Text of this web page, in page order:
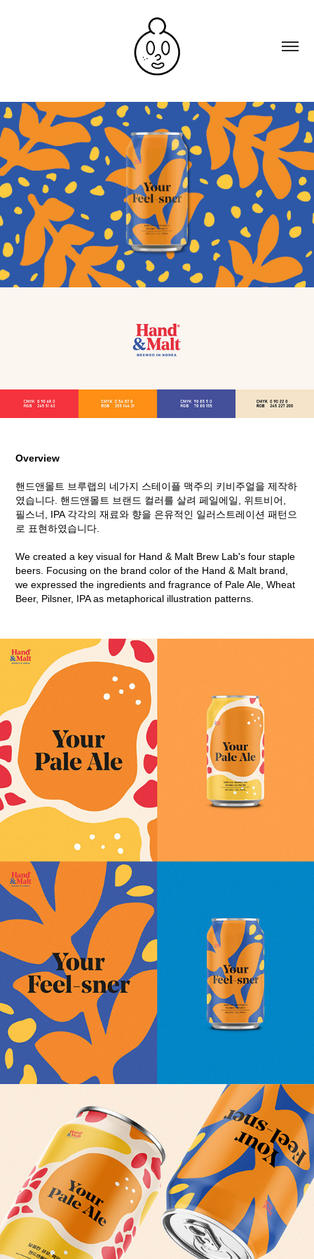
Overview
핸드앤몰트 브루랩의 네가지 스테이플 맥주의 키비주얼을 제작하
였습니다. 핸드앤몰트 브랜드 컬러를 살려 페일에일, 위트비어,
필스너, IPA 각각의 재료와 향을 은유적인 일러스트레이션 패턴으
로 표현하였습니다.
We created a key visual for Hand & Malt Brew Lab's four staple
beers. Focusing on the brand color of the Hand & Malt brand,
we expressed the ingredients and fragrance of Pale Ale, Wheat
Beer, Pilsner, IPA as metaphorical illustration patterns.